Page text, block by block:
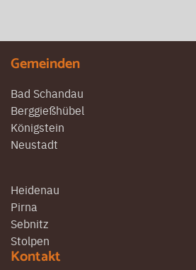
Gemeinden
Bad Schandau
Berggießhübel
Königstein
Neustadt
Heidenau
Pirna
Sebnitz
Stolpen
Kontakt